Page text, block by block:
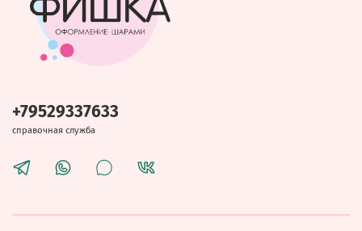
+79529337633
справочная служба